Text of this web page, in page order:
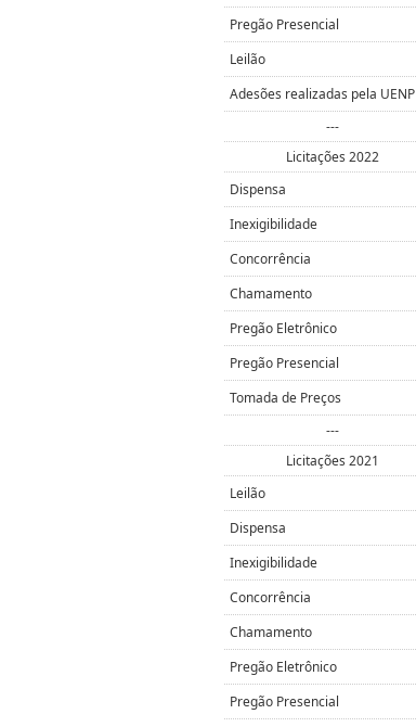
Pregão Presencial
Leilão
Adesões realizadas pela UENP
---
Licitações 2022
Dispensa
Inexigibilidade
Concorrência
Chamamento
Pregão Eletrônico
Pregão Presencial
Tomada de Preços
---
Licitações 2021
Leilão
Dispensa
Inexigibilidade
Concorrência
Chamamento
Pregão Eletrônico
Pregão Presencial